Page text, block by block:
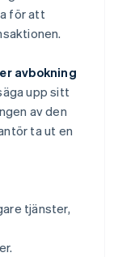
för att
avbokning
upp sitt
av den
ta ut en
tjänster,